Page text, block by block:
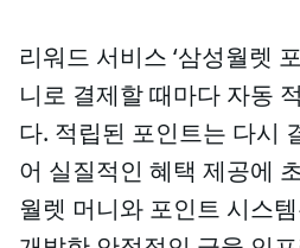
리워드 서비스 ‘삼성월렛
니로 결제할 때마다 자동
다. 적립된 포인트는 다시
어 실질적인 혜택 제공에
월렛 머니와 포인트 시스